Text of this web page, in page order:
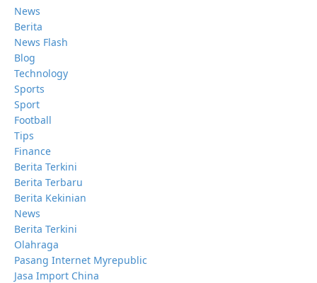
News
Berita
News Flash
Blog
Technology
Sports
Sport
Football
Tips
Finance
Berita Terkini
Berita Terbaru
Berita Kekinian
News
Berita Terkini
Olahraga
Pasang Internet Myrepublic
Jasa Import China